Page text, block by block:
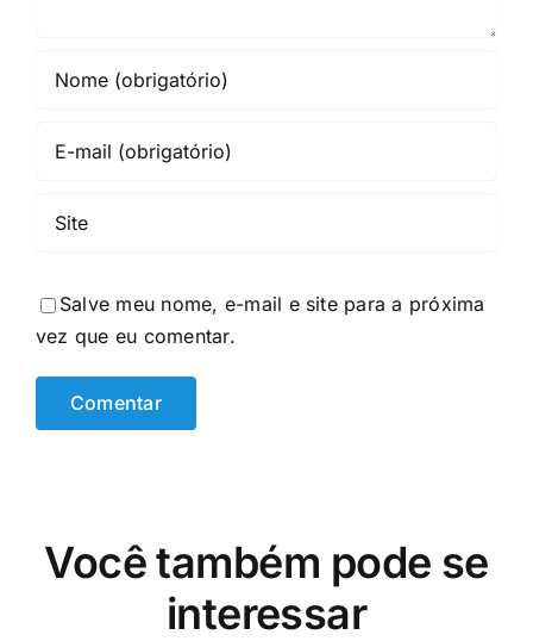
Salve meu nome, e-mail e site para a próxima
vez que eu comentar.
Você também pode se
interessar